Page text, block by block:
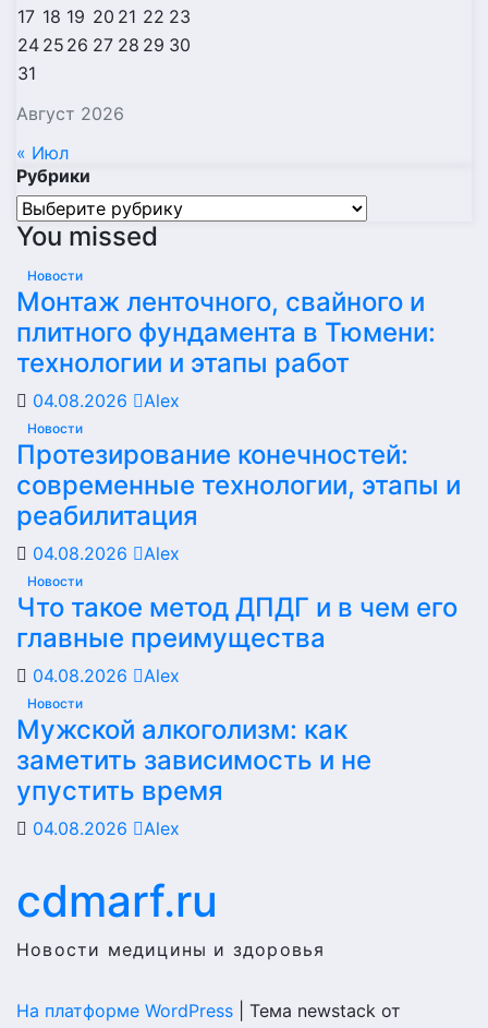
Август 2026
17 18 19 20 21 22 23
24 25 26 27 28 29 30
31
« Июл
Рубрики
Рубрики
You missed
Новости
Монтаж ленточного, свайного и
плитного фундамента в Тюмени:
технологии и этапы работ
04.08.2026 Alex
Новости
Протезирование конечностей:
современные технологии, этапы и
реабилитация
04.08.2026 Alex
Новости
Что такое метод ДПДГ и в чем его
главные преимущества
04.08.2026 Alex
Новости
Мужской алкоголизм: как
заметить зависимость и не
упустить время
04.08.2026 Alex
cdmarf.ru
Новости медицины и здоровья
На платформе WordPress
Тема newstack от